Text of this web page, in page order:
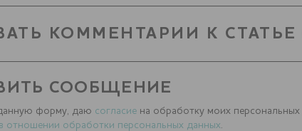
КОММЕНТАРИИ К СТАТЬЕ
СООБЩЕНИЕ
форму, даю согласие на обработку моих персональных
отношении обработки персональных данных